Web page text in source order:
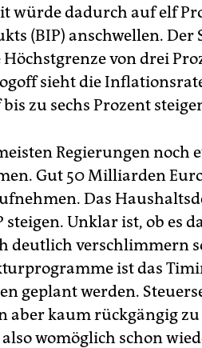
würde dadurch auf elf
(BIP) anschwellen. Der
von drei
sieht die
zu sechs Prozent
Regierungen noch
Gut 50 Milliarden
Das
steigen. Unklar ist, ob es
deutlich verschlimmern
ist das
geplant werden.
aber kaum rückgängig
womöglich schon